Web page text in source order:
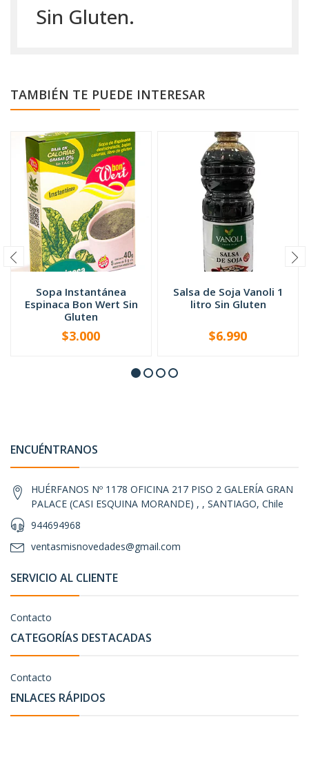
Sin Gluten.
TAMBIÉN TE PUEDE INTERESAR
Sopa Instantánea
Espinaca Bon Wert Sin
Gluten
+
$3.000
Salsa de Soja Vanoli 1
litro Sin Gluten
+
$6.990
ENCUÉNTRANOS
HUÉRFANOS Nº 1178 OFICINA 217 PISO 2 GALERÍA GRAN
PALACE (CASI ESQUINA MORANDE) , , SANTIAGO, Chile
944694968
ventasmisnovedades@gmail.com
SERVICIO AL CLIENTE
Contacto
CATEGORÍAS DESTACADAS
Contacto
ENLACES RÁPIDOS